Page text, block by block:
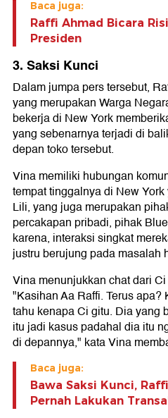
Baca juga:
Raffi Ahmad Bicara
Presiden
3. Saksi Kunci
Dalam jumpa pers tersebut,
yang merupakan Warga
bekerja di New York
yang sebenarnya terjadi di
depan toko tersebut.
Vina memiliki hubungan
tempat tinggalnya di New
Lili, yang juga merupakan
percakapan pribadi, pihak
karena, interaksi singkat
justru berujung pada masalah
Vina menunjukkan chat dari
"Kasihan Aa Raffi. Terus
tahu kenapa Ci gitu. Dia yang
itu jadi kasus padahal dia itu
di depannya," kata Vina
Baca juga:
Bawa Saksi Kunci,
Pernah Lakukan